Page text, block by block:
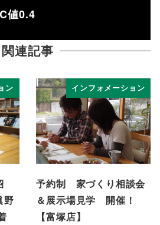
値0.4
関連記事
ン
野
インフォメーション
予約制 家づくり相談会
＆展示場見学 開催！
【富塚店】